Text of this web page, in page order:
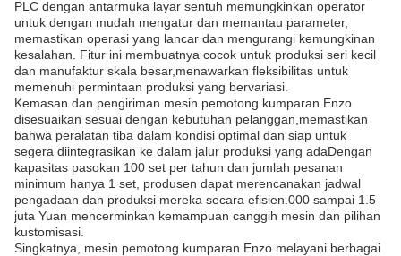
PLC dengan antarmuka layar sentuh memungkinkan operator
untuk dengan mudah mengatur dan memantau parameter,
memastikan operasi yang lancar dan mengurangi kemungkinan
kesalahan. Fitur ini membuatnya cocok untuk produksi seri kecil
dan manufaktur skala besar,menawarkan fleksibilitas untuk
memenuhi permintaan produksi yang bervariasi.
Kemasan dan pengiriman mesin pemotong kumparan Enzo
disesuaikan sesuai dengan kebutuhan pelanggan,memastikan
bahwa peralatan tiba dalam kondisi optimal dan siap untuk
segera diintegrasikan ke dalam jalur produksi yang adaDengan
kapasitas pasokan 100 set per tahun dan jumlah pesanan
minimum hanya 1 set, produsen dapat merencanakan jadwal
pengadaan dan produksi mereka secara efisien.000 sampai 1.5
juta Yuan mencerminkan kemampuan canggih mesin dan pilihan
kustomisasi.
Singkatnya, mesin pemotong kumparan Enzo melayani berbagai